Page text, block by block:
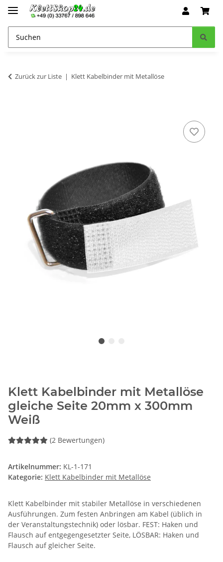
Zurück zur Liste Klett Kabelbinder mit Metallöse
Klett Kabelbinder mit Metallöse
gleiche Seite 20mm x 300mm
Weiß
(2 Bewertungen)
Artikelnummer: KL-1-171
Kategorie: Klett Kabelbinder mit Metallöse
Klett Kabelbinder mit stabiler Metallöse in verschiedenen
Ausführungen. Zum festen Anbringen am Kabel (üblich in
der Veranstaltungstechnik) oder lösbar. FEST: Haken und
Flausch auf entgegengesetzter Seite, LÖSBAR: Haken und
Flausch auf gleicher Seite.